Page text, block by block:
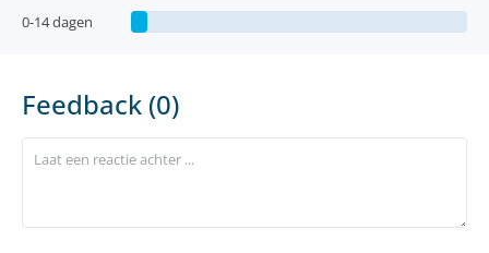
0-14 dagen
Feedback (0)